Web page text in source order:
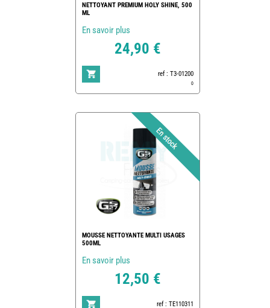
NETTOYANT PREMIUM HOLY SHINE, 500
ML
En savoir plus
24,90 €
ref : T3-01200
0
MOUSSE NETTOYANTE MULTI USAGES
500ML
En savoir plus
12,50 €
ref : TE110311